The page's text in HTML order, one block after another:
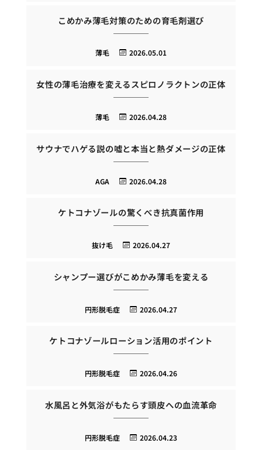
こめかみ薄毛対策のための育毛剤選び
2026.05.01
薄毛
女性の薄毛治療を変えるスピロノラクトンの正体
2026.04.28
薄毛
サウナでハゲる説の嘘と本当と熱ダメージの正体
2026.04.28
AGA
ケトコナゾールの驚くべき抗真菌作用
2026.04.27
抜け毛
シャンプー選びがこめかみ薄毛を変える
2026.04.27
円形脱毛症
ケトコナゾールローション活用のポイント
2026.04.26
円形脱毛症
水風呂と外気浴がもたらす頭皮への血流革命
2026.04.23
円形脱毛症